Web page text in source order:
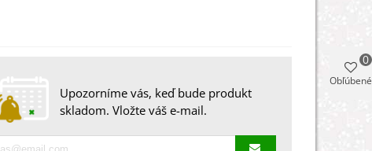
Upozorníme vás, keď bude produkt
skladom. Vložte váš e-mail.
Obľúbené
0